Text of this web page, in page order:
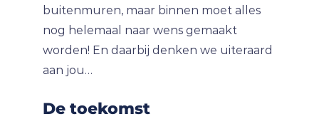
buitenmuren, maar binnen moet alles
nog helemaal naar wens gemaakt
worden! En daarbij denken we uiteraard
aan jou…
De toekomst